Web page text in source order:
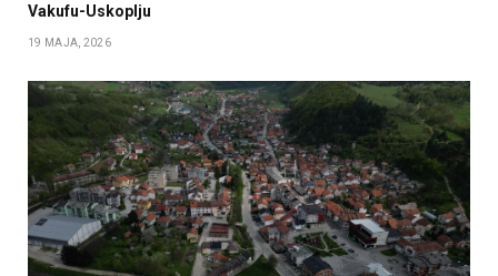
Vakufu-Uskoplju
19 MAJA, 2026